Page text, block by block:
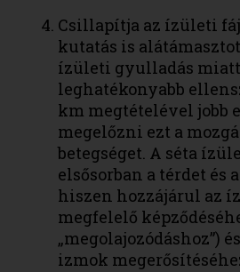
Csillapítja az ízületi
kutatás is
ízületi gyulladás
leghatékonyabb
km megtételével jobb
megelőzni ezt a
betegséget. A séta
elsősorban a térdet és
hiszen hozzájárul az
megfelelő
„megolajozódáshoz”)
izmok